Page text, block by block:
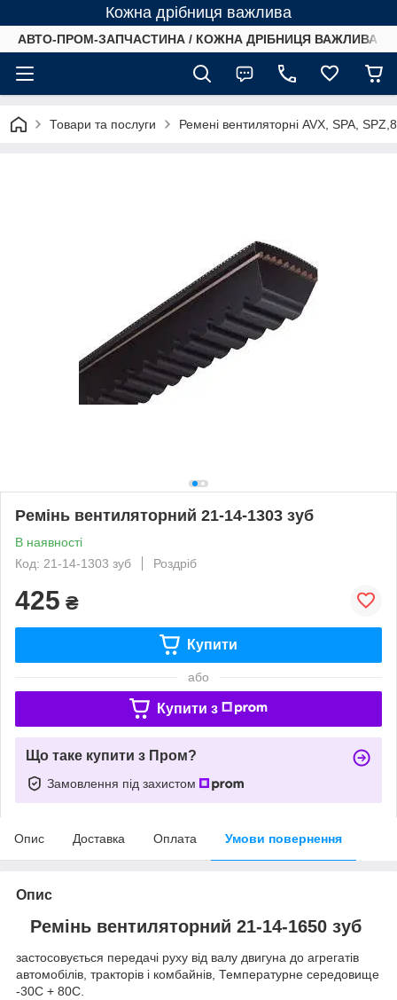
Кожна дрібниця важлива
АВТО-ПРОМ-ЗАПЧАСТИНА / КОЖНА ДРІБНИЦЯ ВАЖЛИВА /
Товари та послуги Ремені вентиляторні AVX, SPA,
Ремінь вентиляторний 21-14-1303 зуб
В наявності
Код: 21-14-1303 зуб
Роздріб
425 ₴
Купити
або
Купити з
Що таке купити з Пром?
Замовлення під захистом
Опис Доставка Оплата Умови повернення
Опис
Ремінь вентиляторний 21-14-1650 зуб
застосовується передачі руху від валу двигуна до агрегатів
автомобілів, тракторів і комбайнів, Температурне середовище
-30С + 80С.